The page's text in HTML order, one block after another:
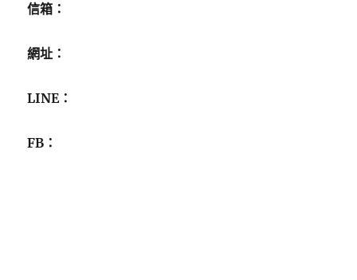
信箱：
網址：
LINE：
FB：